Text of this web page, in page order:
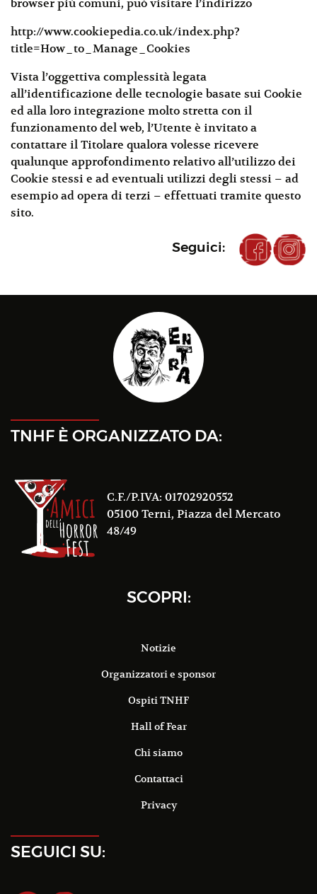
browser più comuni, può visitare l’indirizzo
http://www.cookiepedia.co.uk/index.php?
title=How_to_Manage_Cookies
Vista l’oggettiva complessità legata
all’identificazione delle tecnologie basate sui Cookie
ed alla loro integrazione molto stretta con il
funzionamento del web, l’Utente è invitato a
contattare il Titolare qualora volesse ricevere
qualunque approfondimento relativo all’utilizzo dei
Cookie stessi e ad eventuali utilizzi degli stessi – ad
esempio ad opera di terzi – effettuati tramite questo
sito.
Seguici:
TNHF È ORGANIZZATO DA:
C.F./P.IVA: 01702920552
05100 Terni, Piazza del Mercato
48/49
SCOPRI:
Notizie
Organizzatori e sponsor
Ospiti TNHF
Hall of Fear
Chi siamo
Contattaci
Privacy
SEGUICI SU: